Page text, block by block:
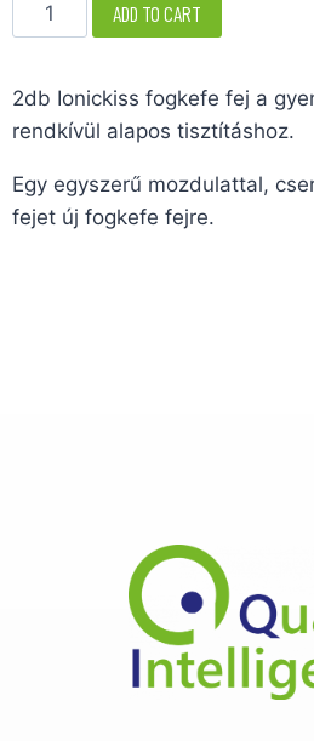
ADD TO CART
2db Ionickiss fogkefe fej a
rendkívül alapos tisztításhoz.
Egy egyszerű mozdulattal,
fejet új fogkefe fejre.